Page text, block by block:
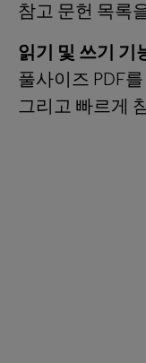
참고 문헌 목록
읽기 및 쓰기 기
풀사이즈 PDF
그리고 빠르게